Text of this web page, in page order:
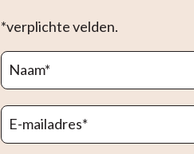
*verplichte velden.
Naam*
E-mailadres*